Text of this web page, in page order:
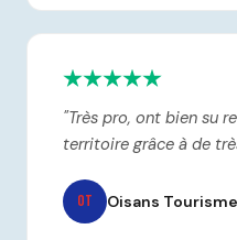
"Très pro, ont bien su
territoire grâce à de
OT Oisans Tourisme